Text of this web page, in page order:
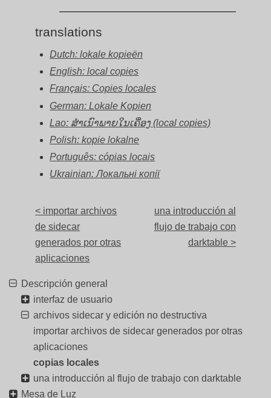
translations
Dutch: lokale kopieën
English: local copies
Français: Copies locales
German: Lokale Kopien
Lao: ສຳເນົາພາຍໃນເຄື່ອງ (local copies)
Polish: kopie lokalne
Português: cópias locais
Ukrainian: Локальні копії
< importar archivos
de sidecar
generados por otras
aplicaciones
una introducción al
flujo de trabajo con
darktable >
Descripción general
interfaz de usuario
archivos sidecar y edición no destructiva
importar archivos de sidecar generados por otras
aplicaciones
copias locales
una introducción al flujo de trabajo con darktable
Mesa de Luz